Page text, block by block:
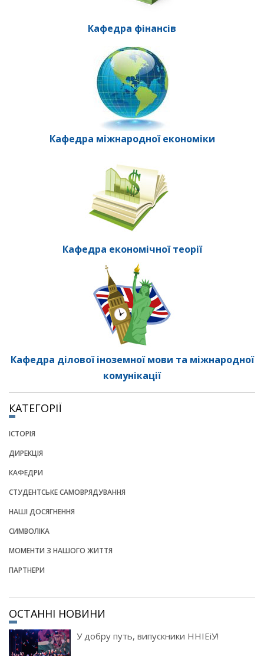
Кафедра фінансів
Кафедра міжнародної економіки
Кафедра економічної теорії
Кафедра ділової іноземної мови та міжнародної
комунікації
КАТЕГОРІЇ
ІСТОРІЯ
ДИРЕКЦІЯ
КАФЕДРИ
СТУДЕНТСЬКЕ САМОВРЯДУВАННЯ
НАШІ ДОСЯГНЕННЯ
СИМВОЛІКА
МОМЕНТИ З НАШОГО ЖИТТЯ
ПАРТНЕРИ
ОСТАННІ НОВИНИ
У добру путь, випускники ННІЕіУ!